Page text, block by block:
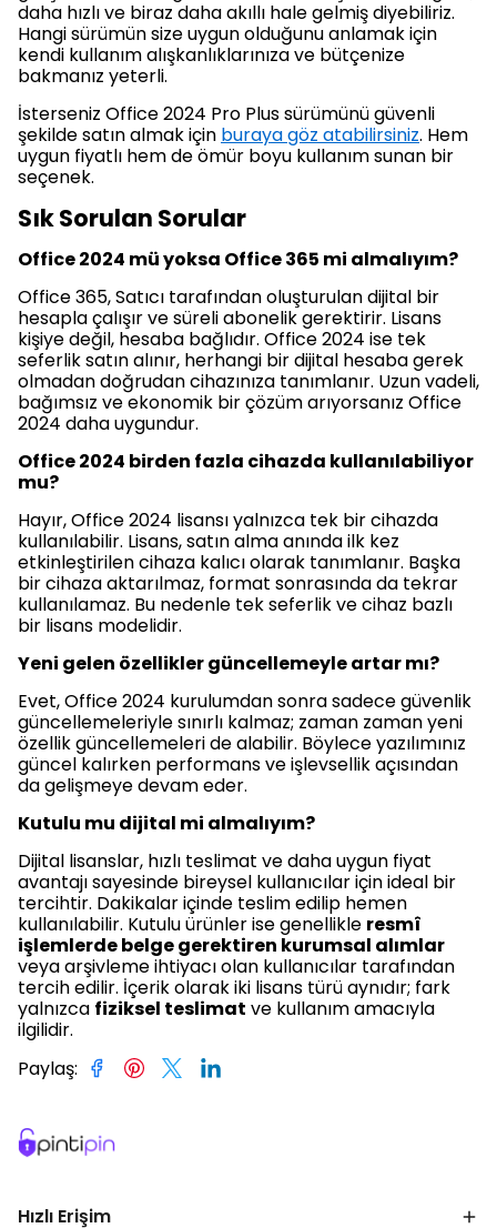
daha hızlı ve biraz daha akıllı hale gelmiş diyebiliriz.
Hangi sürümün size uygun olduğunu anlamak için
kendi kullanım alışkanlıklarınıza ve bütçenize
bakmanız yeterli.
İsterseniz Office 2024 Pro Plus sürümünü güvenli
şekilde satın almak için buraya göz atabilirsiniz. Hem
uygun fiyatlı hem de ömür boyu kullanım sunan bir
seçenek.
Sık Sorulan Sorular
Office 2024 mü yoksa Office 365 mi almalıyım?
Office 365, Satıcı tarafından oluşturulan dijital bir
hesapla çalışır ve süreli abonelik gerektirir. Lisans
kişiye değil, hesaba bağlıdır. Office 2024 ise tek
seferlik satın alınır, herhangi bir dijital hesaba gerek
olmadan doğrudan cihazınıza tanımlanır. Uzun vadeli,
bağımsız ve ekonomik bir çözüm arıyorsanız Office
2024 daha uygundur.
Office 2024 birden fazla cihazda kullanılabiliyor
mu?
Hayır, Office 2024 lisansı yalnızca tek bir cihazda
kullanılabilir. Lisans, satın alma anında ilk kez
etkinleştirilen cihaza kalıcı olarak tanımlanır. Başka
bir cihaza aktarılmaz, format sonrasında da tekrar
kullanılamaz. Bu nedenle tek seferlik ve cihaz bazlı
bir lisans modelidir.
Yeni gelen özellikler güncellemeyle artar mı?
Evet, Office 2024 kurulumdan sonra sadece güvenlik
güncellemeleriyle sınırlı kalmaz; zaman zaman yeni
özellik güncellemeleri de alabilir. Böylece yazılımınız
güncel kalırken performans ve işlevsellik açısından
da gelişmeye devam eder.
Kutulu mu dijital mi almalıyım?
Dijital lisanslar, hızlı teslimat ve daha uygun fiyat
avantajı sayesinde bireysel kullanıcılar için ideal bir
tercihtir. Dakikalar içinde teslim edilip hemen
kullanılabilir. Kutulu ürünler ise genellikle resmî
işlemlerde belge gerektiren kurumsal alımlar
veya arşivleme ihtiyacı olan kullanıcılar tarafından
tercih edilir. İçerik olarak iki lisans türü aynıdır; fark
yalnızca fiziksel teslimat ve kullanım amacıyla
ilgilidir.
Paylaş:
Hızlı Erişim